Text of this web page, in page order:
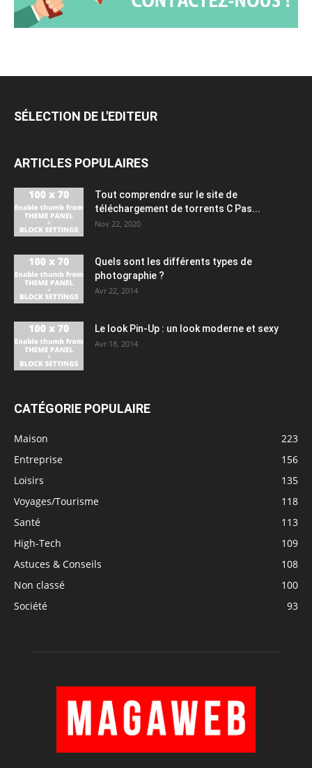
SÉLECTION DE L'EDITEUR
ARTICLES POPULAIRES
Tout comprendre sur le site de
téléchargement de torrents C Pas...
Nov 22, 2020
Quels sont les différents types de
photographie ?
Avr 22, 2014
Le look Pin-Up : un look moderne et sexy
Avr 18, 2014
CATÉGORIE POPULAIRE
Maison
223
Entreprise
156
Loisirs
135
Voyages/Tourisme
118
Santé
113
High-Tech
109
Astuces & Conseils
108
Non classé
100
Société
93